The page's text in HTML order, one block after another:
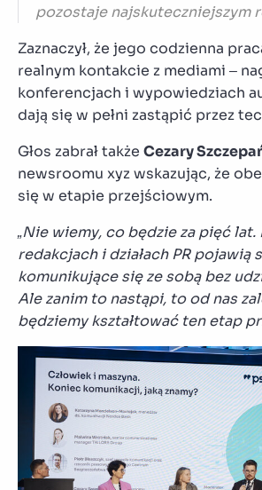
pozostaje najskuteczniejszym
Zaznaczył, że jego codzienna
realnym kontakcie z mediami –
konferencjach i wypowiedziach
dają się w pełni zastąpić przez
Głos zabrał także Cezary
newsroomu xyz wskazując, że
się w etapie przejściowym.
„Nie wiemy, co będzie za pięć lat.
redakcjach i działach PR pojawią
komunikujące się ze sobą bez
Ale zanim to nastąpi, to od nas
będziemy kształtować ten etap